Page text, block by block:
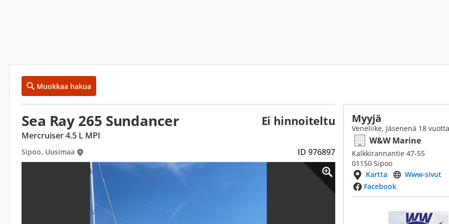
Muokkaa hakua
Sea Ray 265 Sundancer Ei hinnoiteltu
Mercruiser 4.5 L MPI
Sipoo, Uusimaa ID 976897
Myyjä
Veneliike, Jäsenenä 18 vuotta
W&W Marine
Kalkkirannantie 47-55
01150 Sipoo
Kartta
Www-sivut
Facebook